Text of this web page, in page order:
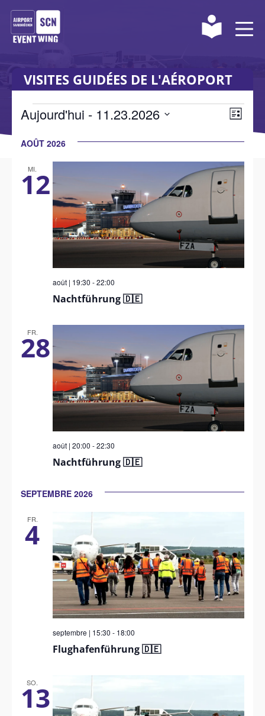
VISITES GUIDÉES DE L'AÉROPORT
Événements
les
vues
les
vues
liste
Aujourd'hui - 11.23.2026
la
AOÛT 2026
MI.
12
Nachtführung 🇩🇪
août | 19:30 -22:00
FR.
28
Nachtführung 🇩🇪
août | 20:00 -22:30
SEPTEMBRE 2026
FR.
4
Flughafenführung 🇩🇪
septembre | 15:30 - 18:00
SO.
13